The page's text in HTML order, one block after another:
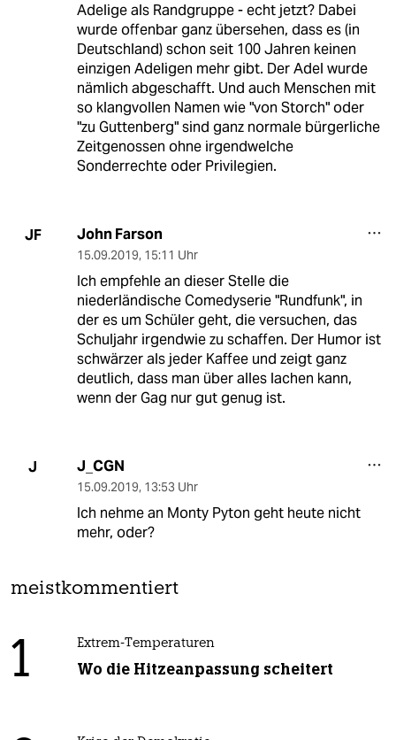
Adelige als Randgruppe - echt jetzt? Dabei
wurde offenbar ganz übersehen, dass es (in
Deutschland) schon seit 100 Jahren keinen
einzigen Adeligen mehr gibt. Der Adel wurde
nämlich abgeschafft. Und auch Menschen mit
so klangvollen Namen wie "von Storch" oder
"zu Guttenberg" sind ganz normale bürgerliche
Zeitgenossen ohne irgendwelche
Sonderrechte oder Privilegien.
JF John Farson
15.09.2019, 15:11 Uhr
Ich empfehle an dieser Stelle die
niederländische Comedyserie "Rundfunk", in
der es um Schüler geht, die versuchen, das
Schuljahr irgendwie zu schaffen. Der Humor ist
schwärzer als jeder Kaffee und zeigt ganz
deutlich, dass man über alles lachen kann,
wenn der Gag nur gut genug ist.
J J_CGN
15.09.2019, 13:53 Uhr
Ich nehme an Monty Pyton geht heute nicht
mehr, oder?
meistkommentiert
1 Extrem-Temperaturen
Wo die Hitzeanpassung scheitert